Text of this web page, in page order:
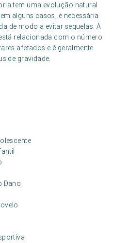
tem uma evolução natural
alguns casos, é necessária
de modo a evitar sequelas. A
relacionada com o número
afetados e é geralmente
de gravidade.
Dano